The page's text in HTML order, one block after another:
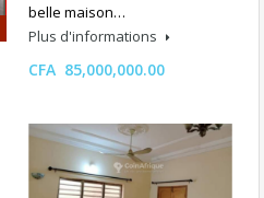
belle maison…
Plus d'informations
CFA 85,000,000.00